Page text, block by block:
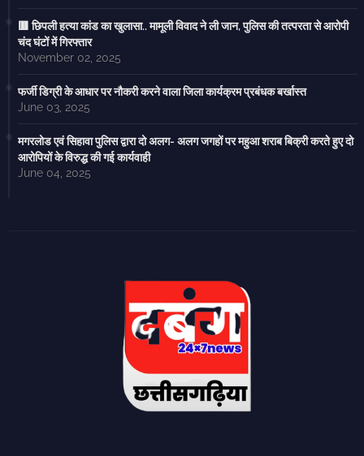
🟥 छिपली हत्या कांड का खुलासा.. मामूली विवाद ने ली जान, पुलिस की तत्परता से आरोपी
चंद घंटों में गिरफ्तार
November 02, 2025
फर्जी डिग्री के आधार पर नौकरी करने वाला जिला कार्यक्रम प्रबंधक बर्खास्त
June 03, 2025
मगरलोड एवं सिहावा पुलिस द्वारा दो अलग- अलग जगहों पर महुआ शराब बिक्री करते हुए दो
आरोपियों के विरुद्ध की गई कार्यवाही
June 04, 2025